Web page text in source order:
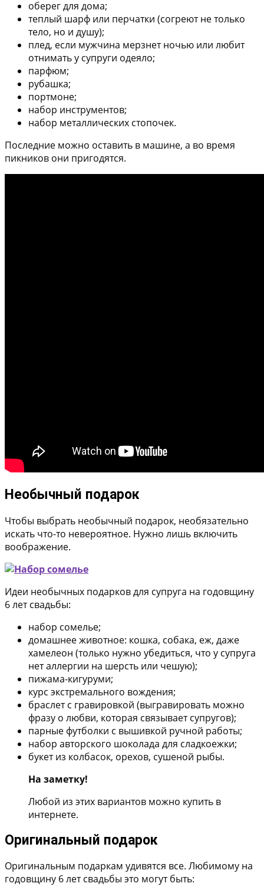
оберег для дома;
теплый шарф или перчатки (согреют не только
тело, но и душу);
плед, если мужчина мерзнет ночью или любит
отнимать у супруги одеяло;
парфюм;
рубашка;
портмоне;
набор инструментов;
набор металлических стопочек.
Последние можно оставить в машине, а во время
пикников они пригодятся.
Необычный подарок
Чтобы выбрать необычный подарок, необязательно
искать что-то невероятное. Нужно лишь включить
воображение.
Идеи необычных подарков для супруга на годовщину
6 лет свадьбы:
набор сомелье;
домашнее животное: кошка, собака, еж, даже
хамелеон (только нужно убедиться, что у супруга
нет аллергии на шерсть или чешую);
пижама-кигуруми;
курс экстремального вождения;
браслет с гравировкой (выгравировать можно
фразу о любви, которая связывает супругов);
парные футболки с вышивкой ручной работы;
набор авторского шоколада для сладкоежки;
букет из колбасок, орехов, сушеной рыбы.
На заметку!
Любой из этих вариантов можно купить в
интернете.
Оригинальный подарок
Оригинальным подаркам удивятся все. Любимому на
годовщину 6 лет свадьбы это могут быть: